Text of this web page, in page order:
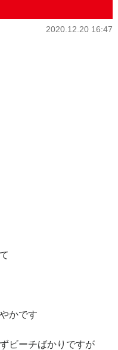
2020.12.20 16:47
かです
ビーチばかりですが